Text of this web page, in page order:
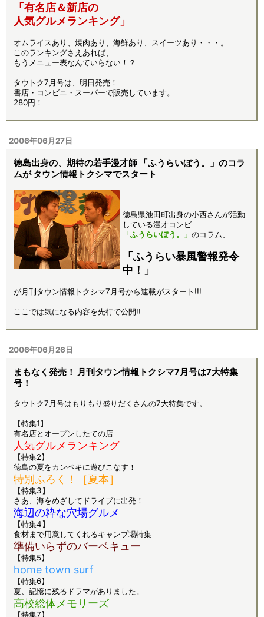
「有名店＆新店の
人気グルメランキング」
オムライスあり、焼肉あり、海鮮あり、スイーツあり・・・。
このランキングさえあれば、
もうメニュー表なんていらない！？
タウトク7月号は、明日発売！
書店・コンビニ・スーパーで販売しています。
280円！
2006年06月27日
徳島出身の、期待の若手漫才師 「ふうらいぼう。」のコラ
ムが タウン情報トクシマでスタート
徳島県池田町出身の小西さんが活動
している漫才コンビ
「ふうらいぼう。 」 のコラム、
「ふうらい暴風警報発令
中！」
が月刊タウン情報トクシマ7月号から連載がスタート!!!
ここでは気になる内容を先行で公開!!
2006年06月26日
まもなく発売！ 月刊タウン情報トクシマ7月号は7大特集
号！
タウトク7月号はもりもり盛りだくさんの7大特集です。
【特集1】
有名店とオープンしたての店
人気グルメランキング
【特集2】
徳島の夏をカンペキに遊びこなす！
特別ふろく！［夏本］
【特集3】
さあ、海をめざしてドライブに出発！
海辺の粋な穴場グルメ
【特集4】
食材まで用意してくれるキャンプ場特集
準備いらずのバーベキュー
【特集5】
home town surf
【特集6】
夏、記憶に残るドラマがありました。
高校総体メモリーズ
【特集7】